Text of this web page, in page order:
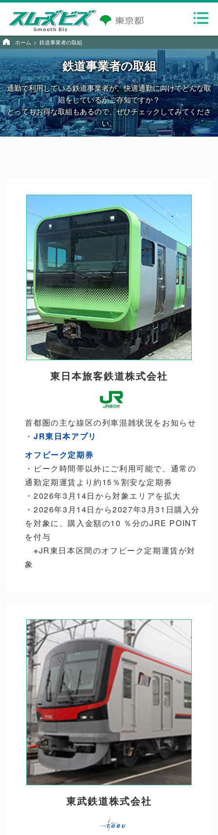
ホーム 鉄道事業者の取組
鉄道事業者の取組
通勤で利用している鉄道事業者が、快適通勤に向けてどんな取
組をしているかご存知ですか？
とってもお得な取組もあるので、ぜひチェックしてみてくださ
い。
東日本旅客鉄道株式会社
首都圏の主な線区の列車混雑状況をお知らせ
・JR東日本アプリ
オフピーク定期券
・ピーク時間帯以外にご利用可能で、通常の
通勤定期運賃より約15％割安な定期券
・2026年3月14日から対象エリアを拡大
・2026年3月14日から2027年3月31日購入分
を対象に、購入金額の10 ％分のJRE POINT
を付与
※JR東日本区間のオフピーク定期運賃が対
象
東武鉄道株式会社